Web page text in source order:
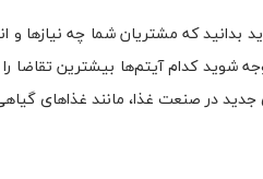
که مشتریان شما چه نیازها و
کدام آیتم‌ها بیشترین تقاضا را
در صنعت غذا، مانند غذاهای